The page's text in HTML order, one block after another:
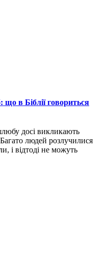
в Біблії говориться
досі викликають
людей розлучилися
і відтоді не можуть